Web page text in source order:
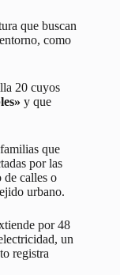
que buscan
como
20 cuyos
y que
que
por las
de calles o
urbano.
por 48
un
registra